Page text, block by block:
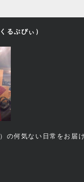
ぷぴぃ）
の何気ない日常をお届け